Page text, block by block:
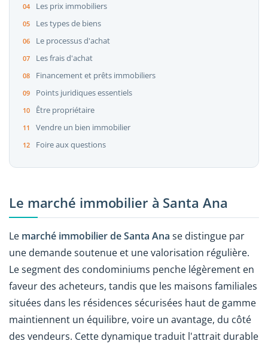
Les prix immobiliers
Les types de biens
Le processus d'achat
Les frais d'achat
Financement et prêts immobiliers
Points juridiques essentiels
Être propriétaire
Vendre un bien immobilier
Foire aux questions
Le marché immobilier à Santa Ana
Le marché immobilier de Santa Ana se distingue par
une demande soutenue et une valorisation régulière.
Le segment des condominiums penche légèrement en
faveur des acheteurs, tandis que les maisons familiales
situées dans les résidences sécurisées haut de gamme
maintiennent un équilibre, voire un avantage, du côté
des vendeurs. Cette dynamique traduit l'attrait durable